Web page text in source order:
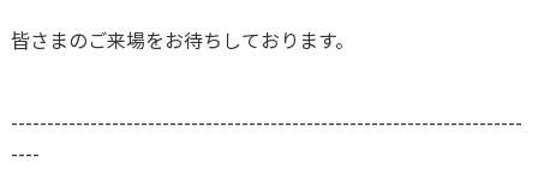
皆さまのご来場をお待ちしております。
-----------------------------------------------------------------------
----